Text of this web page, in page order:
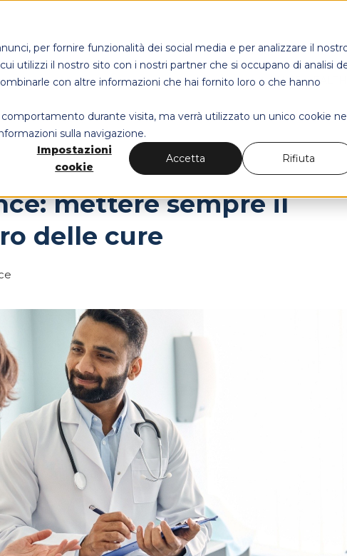
per fornire funzionalità dei social media e per analizzare il
utilizzi il nostro sito con i nostri partner che si occupano di analisi
con altre informazioni che hai fornito loro o che hanno
durante visita, ma verrà utilizzato un unico cookie
sulla navigazione.
Impostazioni
cookie
Accetta Rifiuta
MAPS
mettere sempre il
delle cure